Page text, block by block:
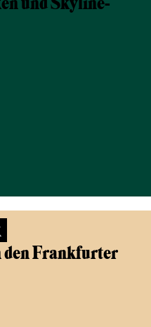
den Frankfurter